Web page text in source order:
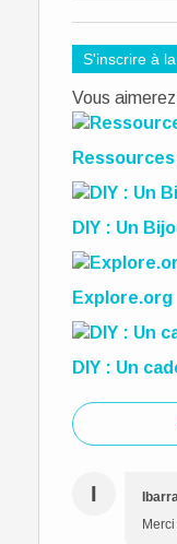
S'inscrire à
Vous
DIY : Un
Explore.org
DIY : Un
I